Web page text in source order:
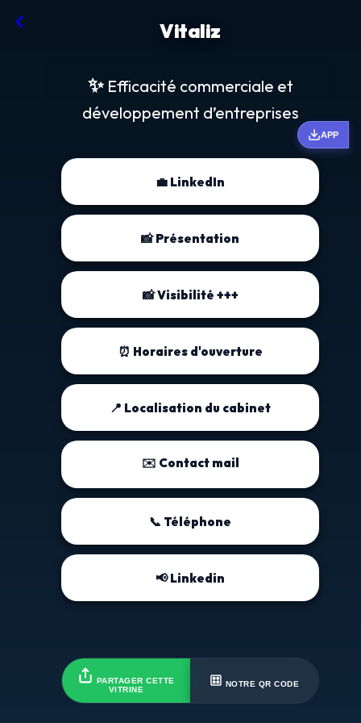
Vitaliz
APP
✨Efficacité commerciale et
développement d’entreprises
💼 LinkedIn
📸 Présentation
📸 Visibilité +++
⏰ Horaires d'ouverture
📍 Localisation du cabinet
✉️ Contact mail
📞 Téléphone
📢 Linkedin
PARTAGER CETTE
VITRINE
NOTRE QR CODE